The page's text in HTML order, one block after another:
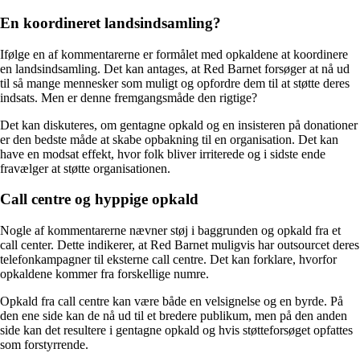
En koordineret landsindsamling?
Ifølge en af kommentarerne er formålet med opkaldene at koordinere
en landsindsamling. Det kan antages, at Red Barnet forsøger at nå ud
til så mange mennesker som muligt og opfordre dem til at støtte deres
indsats. Men er denne fremgangsmåde den rigtige?
Det kan diskuteres, om gentagne opkald og en insisteren på donationer
er den bedste måde at skabe opbakning til en organisation. Det kan
have en modsat effekt, hvor folk bliver irriterede og i sidste ende
fravælger at støtte organisationen.
Call centre og hyppige opkald
Nogle af kommentarerne nævner støj i baggrunden og opkald fra et
call center. Dette indikerer, at Red Barnet muligvis har outsourcet deres
telefonkampagner til eksterne call centre. Det kan forklare, hvorfor
opkaldene kommer fra forskellige numre.
Opkald fra call centre kan være både en velsignelse og en byrde. På
den ene side kan de nå ud til et bredere publikum, men på den anden
side kan det resultere i gentagne opkald og hvis støtteforsøget opfattes
som forstyrrende.